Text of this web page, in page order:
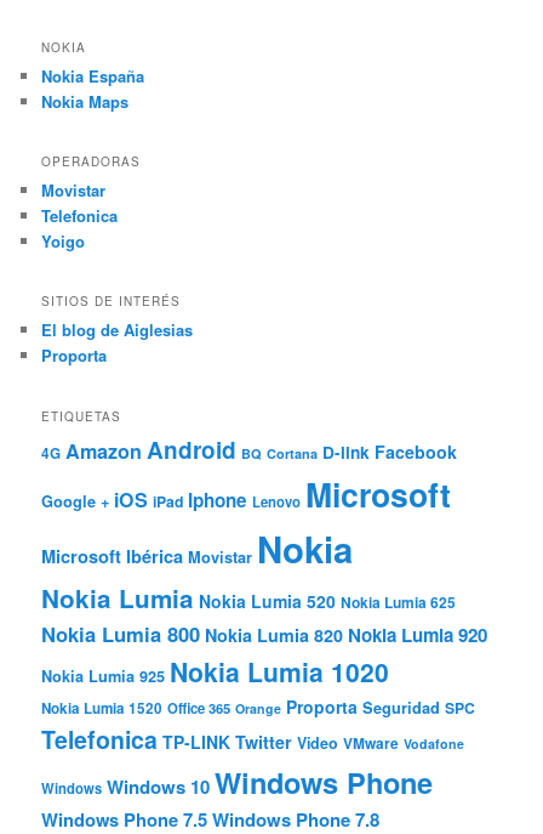
NOKIA
Nokia España
Nokia Maps
OPERADORAS
Movistar
Telefonica
Yoigo
SITIOS DE INTERÉS
El blog de Aiglesias
Proporta
ETIQUETAS
4G Amazon Android BQ Cortana D-link Facebook
Google + iOS iPad Iphone Lenovo Microsoft
Microsoft Ibérica Movistar Nokia
Nokia Lumia Nokia Lumia 520 Nokia Lumia 625
Nokia Lumia 800 Nokia Lumia 820 Nokia Lumia 920
Nokia Lumia 925 Nokia Lumia 1020
Nokia Lumia 1520 Office 365 Orange Proporta Seguridad SPC
Telefonica TP-LINK Twitter Video VMware Vodafone
Windows Windows 10Windows Phone
Windows Phone 7.5Windows Phone 7.8